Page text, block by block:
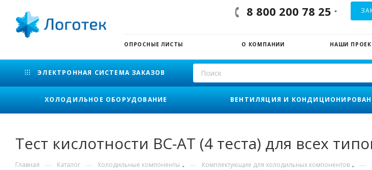
8 800 200 78 25
ОПРОСНЫЕ ЛИСТЫ О КОМПАНИИ НАШИ
ЭЛЕКТРОННАЯ СИСТЕМА ЗАКАЗОВ
ХОЛОДИЛЬНОЕ ОБОРУДОВАНИЕ ВЕНТИЛЯЦИЯ И
Тест кислотности BC-AT (4 теста) для всех
Главная — Каталог — Холодильные компоненты — Комплектующие для холодильных компонентов —